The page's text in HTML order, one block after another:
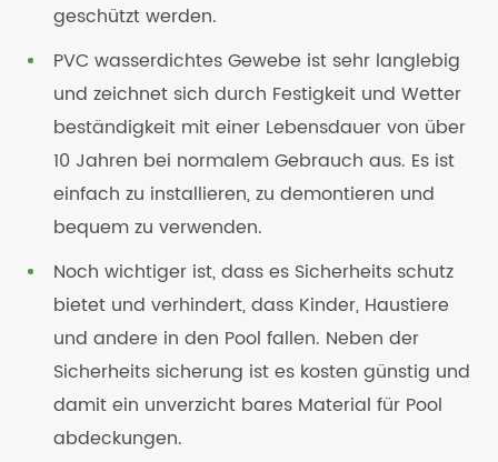
geschützt werden.
PVC wasserdichtes Gewebe ist sehr langlebig
und zeichnet sich durch Festigkeit und Wetter
beständigkeit mit einer Lebensdauer von über
10 Jahren bei normalem Gebrauch aus. Es ist
einfach zu installieren, zu demontieren und
bequem zu verwenden.
Noch wichtiger ist, dass es Sicherheits schutz
bietet und verhindert, dass Kinder, Haustiere
und andere in den Pool fallen. Neben der
Sicherheits sicherung ist es kosten günstig und
damit ein unverzicht bares Material für Pool
abdeckungen.